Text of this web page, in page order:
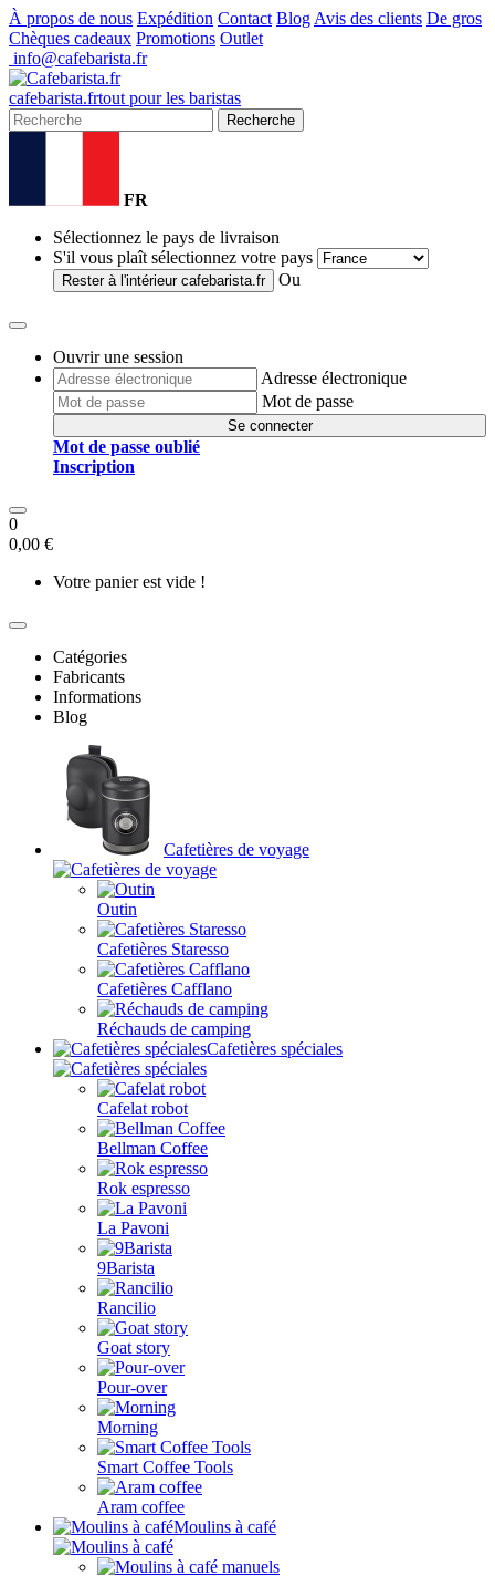
À propos de nous Expédition Contact Blog Avis des clients De gros
Chèques cadeaux Promotions Outlet
info@cafebarista.fr
cafebarista.frtout pour les baristas
Recherche
FR
Sélectionnez le pays de livraison
S'il vous plaît sélectionnez votre pays
Rester à l'intérieur cafebarista.fr Ou
Ouvrir une session
Adresse électronique
Mot de passe
Se connecter
Mot de passe oublié
Inscription
0
0,00 €
Votre panier est vide !
Catégories
Fabricants
Informations
Blog
Cafetières de voyage
Outin
Cafetières Staresso
Cafetières Cafflano
Réchauds de camping
Cafetières spéciales
Cafelat robot
Bellman Coffee
Rok espresso
La Pavoni
9Barista
Rancilio
Goat story
Pour-over
Morning
Smart Coffee Tools
Aram coffee
Moulins à café